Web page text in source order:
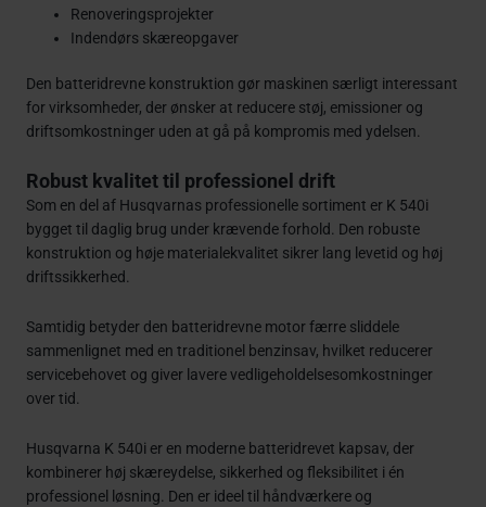
Renoveringsprojekter
Indendørs skæreopgaver
Den batteridrevne konstruktion gør maskinen særligt interessant
for virksomheder, der ønsker at reducere støj, emissioner og
driftsomkostninger uden at gå på kompromis med ydelsen.
Robust kvalitet til professionel drift
Som en del af Husqvarnas professionelle sortiment er K 540i
bygget til daglig brug under krævende forhold. Den robuste
konstruktion og høje materialekvalitet sikrer lang levetid og høj
driftssikkerhed.
Samtidig betyder den batteridrevne motor færre sliddele
sammenlignet med en traditionel benzinsav, hvilket reducerer
servicebehovet og giver lavere vedligeholdelsesomkostninger
over tid.
Husqvarna K 540i er en moderne batteridrevet kapsav, der
kombinerer høj skæreydelse, sikkerhed og fleksibilitet i én
professionel løsning. Den er ideel til håndværkere og